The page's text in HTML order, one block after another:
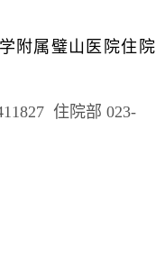
附属璧山医院住院
住院部023-